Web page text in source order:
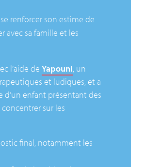
renforcer son estime de
avec sa famille et les
l’aide de Yapouni, un
et ludiques, et a
d’un enfant présentant des
sur les
final, notamment les